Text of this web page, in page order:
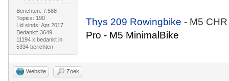
Berichten: 7.588
Topics: 190
Lid sinds: Apr 2017
Bedankt: 3649
11194 x bedankt in
5334 berichten
Thys 209 Rowingbike- M5
Pro - M5 MinimalBike
Website Zoek